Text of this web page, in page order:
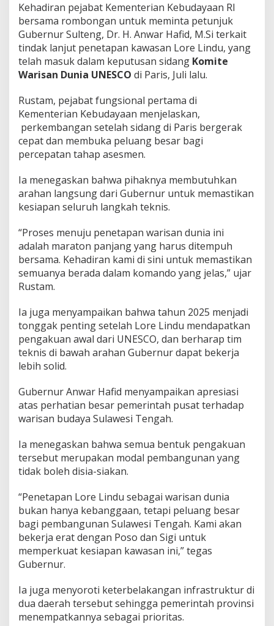
Kehadiran pejabat Kementerian Kebudayaan RI
bersama rombongan untuk meminta petunjuk
Gubernur Sulteng, Dr. H. Anwar Hafid, M.Si terkait
tindak lanjut penetapan kawasan Lore Lindu, yang
telah masuk dalam keputusan sidang Komite
Warisan Dunia UNESCO di Paris, Juli lalu.
Rustam, pejabat fungsional pertama di
Kementerian Kebudayaan menjelaskan,
perkembangan setelah sidang di Paris bergerak
cepat dan membuka peluang besar bagi
percepatan tahap asesmen.
Ia menegaskan bahwa pihaknya membutuhkan
arahan langsung dari Gubernur untuk memastikan
kesiapan seluruh langkah teknis.
“Proses menuju penetapan warisan dunia ini
adalah maraton panjang yang harus ditempuh
bersama. Kehadiran kami di sini untuk memastikan
semuanya berada dalam komando yang jelas,” ujar
Rustam.
Ia juga menyampaikan bahwa tahun 2025 menjadi
tonggak penting setelah Lore Lindu mendapatkan
pengakuan awal dari UNESCO, dan berharap tim
teknis di bawah arahan Gubernur dapat bekerja
lebih solid.
Gubernur Anwar Hafid menyampaikan apresiasi
atas perhatian besar pemerintah pusat terhadap
warisan budaya Sulawesi Tengah.
Ia menegaskan bahwa semua bentuk pengakuan
tersebut merupakan modal pembangunan yang
tidak boleh disia-siakan.
“Penetapan Lore Lindu sebagai warisan dunia
bukan hanya kebanggaan, tetapi peluang besar
bagi pembangunan Sulawesi Tengah. Kami akan
bekerja erat dengan Poso dan Sigi untuk
memperkuat kesiapan kawasan ini,” tegas
Gubernur.
Ia juga menyoroti keterbelakangan infrastruktur di
dua daerah tersebut sehingga pemerintah provinsi
menempatkannya sebagai prioritas.